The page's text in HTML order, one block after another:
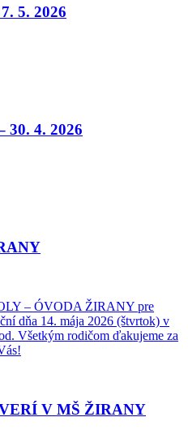
5. 2026
4. 2026
– ÓVODA ŽIRANY pre
dňa 14. mája 2026 (štvrtok) v
Všetkým rodičom ďakujeme za
V MŠ ŽIRANY